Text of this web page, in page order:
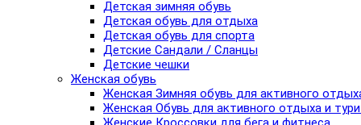
Детская зимняя обувь
Детская обувь для отдыха
Детская обувь для спорта
Детские Сандали / Сланцы
Детские чешки
Женская обувь
Женская Зимняя обувь для активного
Женская Обувь для активного отдыха и